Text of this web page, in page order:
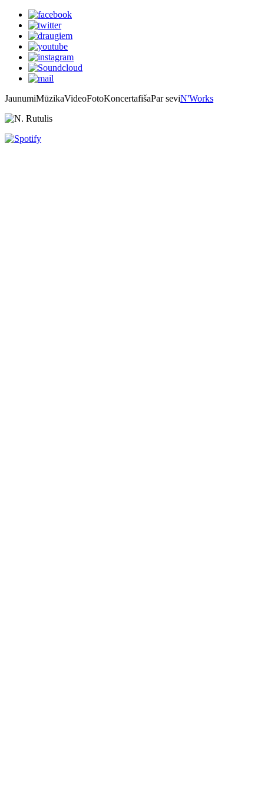
JaunumiMūzikaVideoFotoKoncertafišaPar seviN'Works